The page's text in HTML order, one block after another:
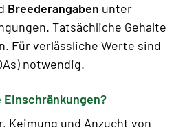
Breederangaben unter
Tatsächliche Gehalte
Für verlässliche Werte sind
notwendig.
Keimung und Anzucht von